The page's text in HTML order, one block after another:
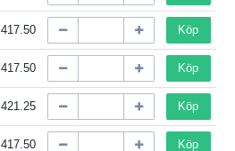
417.50 Köp
417.50 Köp
421.25 Köp
417.50 Köp